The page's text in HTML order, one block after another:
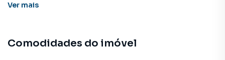
Casa para Venda em região valorizada do bairro Conjunto
Campo Grande? Entre em contato com nossa equipe pelo
Ver mais
Comodidades do imóvel